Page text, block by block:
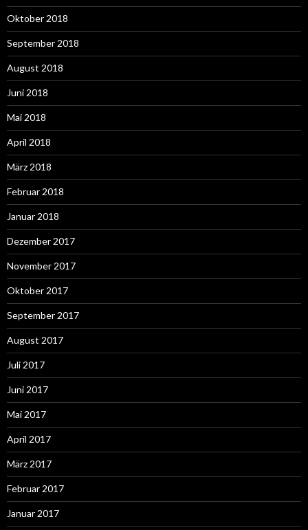
Oktober 2018
September 2018
August 2018
Juni 2018
Mai 2018
April 2018
März 2018
Februar 2018
Januar 2018
Dezember 2017
November 2017
Oktober 2017
September 2017
August 2017
Juli 2017
Juni 2017
Mai 2017
April 2017
März 2017
Februar 2017
Januar 2017